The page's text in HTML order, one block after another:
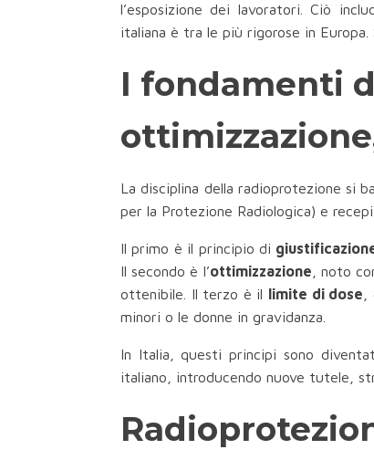
l’esposizione dei lavoratori. Ciò
italiana è tra le più rigorose in
I fondamenti
La disciplina della radioprotezione si
per la Protezione Radiologica) e
Il primo è il principio di
Il secondo è l’ottimizzazione , noto
ottenibile. Il terzo è il limite di dose
minori o le donne in gravidanza.
In Italia, questi principi sono
italiano, introducendo nuove tutele,